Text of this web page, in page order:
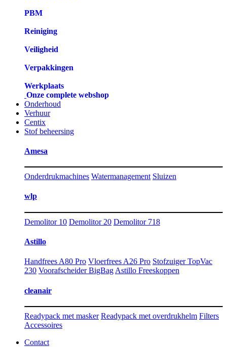
PBM
Reiniging
Veiligheid
Verpakkingen
Werkplaats
Onze complete webshop
Onderhoud
Verhuur
Centix
Stof beheersing
Amesa
Onderdrukmachines Watermanagement Sluizen
wlp
Demolitor 10 Demolitor 20 Demolitor 718
Astillo
Handfrees A80 Pro Vloerfrees A26 Pro Stofzuiger TopVac
230 Voorafscheider BigBag Astillo Freeskoppen
cleanair
Readypack met masker Readypack met overdrukhelm Filters
Accessoires
Contact